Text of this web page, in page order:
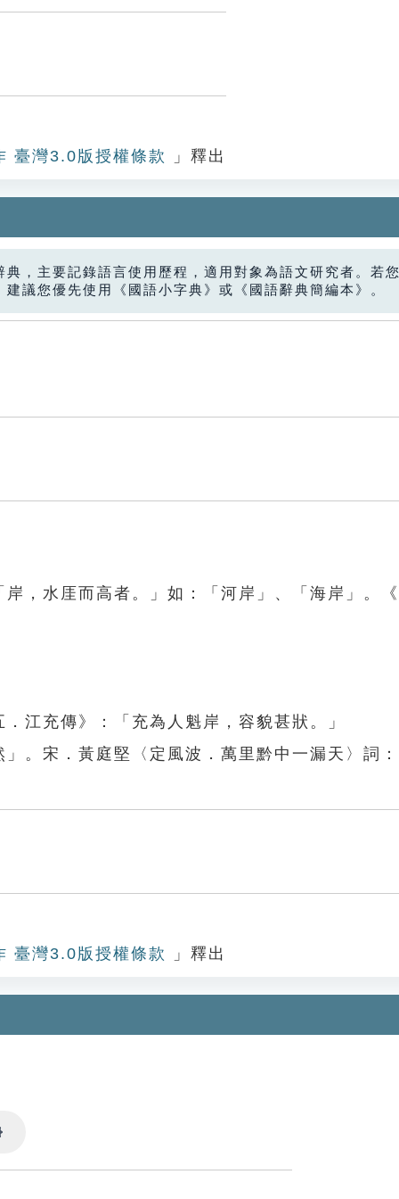
臺灣3.0版授權條款 」釋出
典，主要記錄語言使用歷程，適用對象為語文研究者。若
議您優先使用《國語小字典》或《國語辭典簡編本》。
，水厓而高者。」如：「河岸」、「海岸」。
江充傳》：「充為人魁岸，容貌甚狀。」
。宋．黃庭堅〈定風波．萬里黔中一漏天〉詞
臺灣3.0版授權條款 」釋出